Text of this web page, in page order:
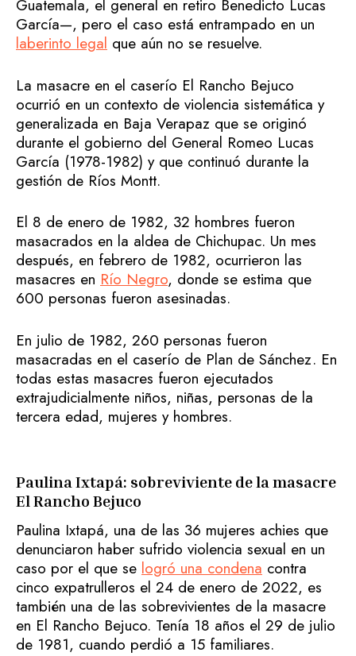
Guatemala, el general en retiro Benedicto Lucas
García—, pero el caso está entrampado en un
laberinto legal que aún no se resuelve.
La masacre en el caserío El Rancho Bejuco
ocurrió en un contexto de violencia sistemática y
generalizada en Baja Verapaz que se originó
durante el gobierno del General Romeo Lucas
García (1978-1982) y que continuó durante la
gestión de Ríos Montt.
El 8 de enero de 1982, 32 hombres fueron
masacrados en la aldea de Chichupac. Un mes
después, en febrero de 1982, ocurrieron las
masacres en Río Negro, donde se estima que
600 personas fueron asesinadas.
En julio de 1982, 260 personas fueron
masacradas en el caserío de Plan de Sánchez. En
todas estas masacres fueron ejecutados
extrajudicialmente niños, niñas, personas de la
tercera edad, mujeres y hombres.
Paulina Ixtapá: sobreviviente de la masacre
El Rancho Bejuco
Paulina Ixtapá, una de las 36 mujeres achies que
denunciaron haber sufrido violencia sexual en un
caso por el que se logró una condena contra
cinco expatrulleros el 24 de enero de 2022, es
también una de las sobrevivientes de la masacre
en El Rancho Bejuco. Tenía 18 años el 29 de julio
de 1981, cuando perdió a 15 familiares.